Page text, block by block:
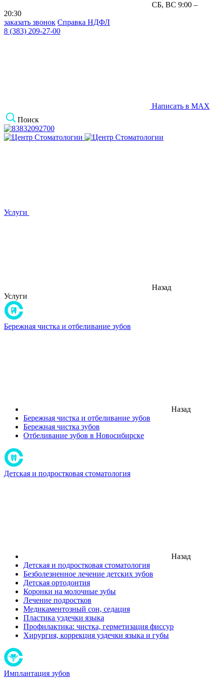
СБ, ВС 9:00 –
20:30
заказать звонок Справка НДФЛ
8 (383) 209-27-00
Написать в MAX
Поиск
Услуги
Назад
Услуги
Бережная чистка и отбеливание зубов
Назад
Бережная чистка и отбеливание зубов
Бережная чистка зубов
Отбеливание зубов в Новосибирске
Детская и подростковая стоматология
Назад
Детская и подростковая стоматология
Безболезненное лечение детских зубов
Детская ортодонтия
Коронки на молочные зубы
Лечение подростков
Медикаментозный сон, седация
Пластика уздечки языка
Профилактика: чистка, герметизация фиссур
Хирургия, коррекция уздечки языка и губы
Имплантация зубов